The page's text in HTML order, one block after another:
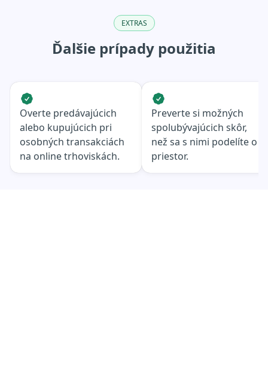
EXTRAS
Ďalšie prípady použitia
Overte predávajúcich
alebo kupujúcich pri
osobných transakciách
na online trhoviskách.
Preverte si možných
spolubývajúcich skôr,
než sa s nimi podelíte o
priestor.